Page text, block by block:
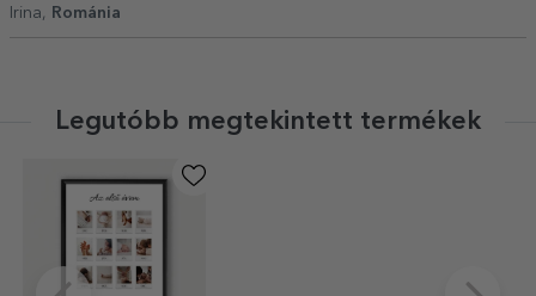
Irina,
Románia
Legutóbb megtekintett termékek